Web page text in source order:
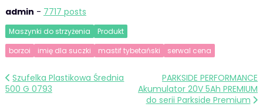
admin - 7717 posts
Maszynki do strzyżenia
Produkt
borzoi
imię dla suczki mastif tybetański serwal cena
Nawigacja
wpisu
Szufelka Plastikowa Średnia
500 G 0793
PARKSIDE PERFORMANCE
Akumulator 20V 5Ah PREMIUM
do serii Parkside Premium